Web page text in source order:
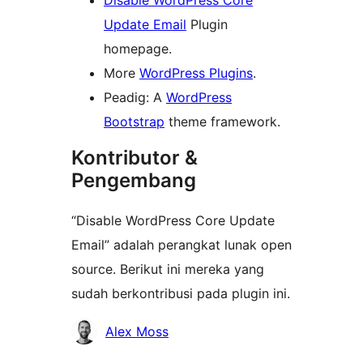
Update Email Plugin
homepage.
More WordPress Plugins.
Peadig: A WordPress
Bootstrap theme framework.
Kontributor &
Pengembang
“Disable WordPress Core Update
Email” adalah perangkat lunak open
source. Berikut ini mereka yang
sudah berkontribusi pada plugin ini.
Kontributor
Alex Moss